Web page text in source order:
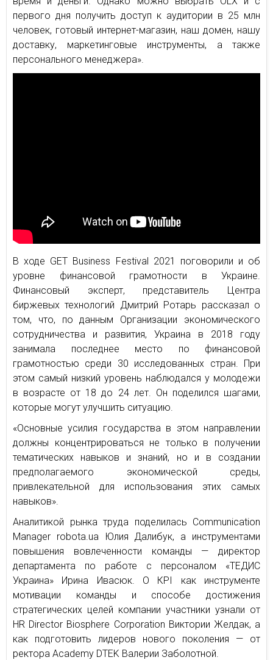
первого дня получить доступ к аудитории в 25 млн
человек, готовый интернет-магазин, наш домен, нашу
доставку, маркетинговые инструменты, а также
персонального менеджера».
В ходе GET Business Festival 2021 поговорили и об
уровне финансовой грамотности в Украине.
Финансовый эксперт, представитель Центра
биржевых технологий Дмитрий Ротарь рассказал о
том, что, по данным Организации экономического
сотрудничества и развития, Украина в 2018 году
занимала последнее место по финансовой
грамотностью среди 30 исследованных стран. При
этом самый низкий уровень наблюдался у молодежи
в возрасте от 18 до 24 лет. Он поделился шагами,
которые могут улучшить ситуацию.
«Основные усилия государства в этом направлении
должны концентрироваться не только в получении
тематических навыков и знаний, но и в создании
предполагаемого экономической среды,
привлекательной для использования этих самых
навыков».
Аналитикой рынка труда поделилась Communication
Manager robota.ua Юлия Далибук, а инструментами
повышения вовлеченности команды — директор
департамента по работе с персоналом «ТЕДИС
Украина» Ирина Ивасюк. О КPI как инструменте
мотивации команды и способе достижения
стратегических целей компании участники узнали от
HR Director Biosphere Corporation Виктории Желдак, а
как подготовить лидеров нового поколения — от
ректора Academy DTEK Валерии Заболотной.